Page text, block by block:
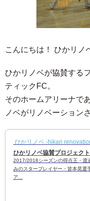
こんにちは！ ひかリノ
ひかリノベが協賛する
ティックFC。
そのホームアリーナで
ノベがリノベーション
ひかリノベ -hikari
ひかリノベ協賛プロジェク
2017/2018シーズンの得点王・渡
みのスタープレイヤー・皆本晃選
ア...